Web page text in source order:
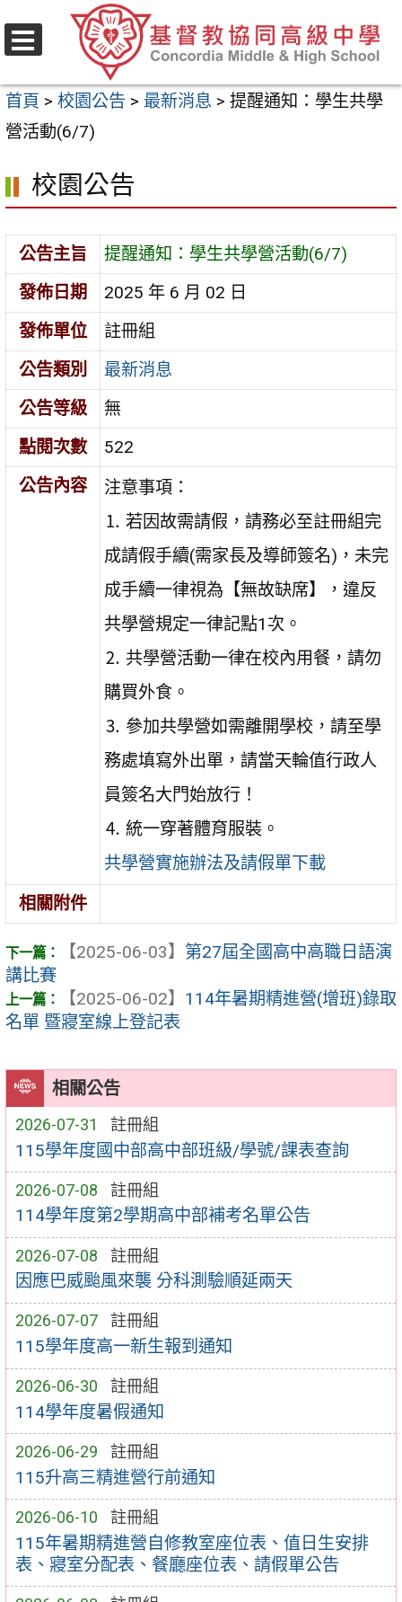
至
要
內
區
首頁 > 校園公告 > 最新消息 > 提醒通知：學生共學
營活動(6/7)
相關公告
2026-07-31 註冊組
115學年度國中部高中部班級/學號/課表查詢
2026-07-08 註冊組
114學年度第2學期高中部補考名單公告
2026-07-08 註冊組
因應巴威颱風來襲 分科測驗順延兩天
2026-07-07 註冊組
115學年度高一新生報到通知
2026-06-30 註冊組
114學年度暑假通知
2026-06-29 註冊組
115升高三精進營行前通知
2026-06-10 註冊組
115年暑期精進營自修教室座位表、值日生安排
表、寢室分配表、餐廳座位表、請假單公告
校園公告
公告主旨
提醒通知：學生共學營活動(6/7)
發佈日期
2025 年 6 月 02 日
發佈單位
註冊組
公告類別
最新消息
公告等級
無
點閱次數
522
公告內容
注意事項：
⒈ 若因故需請假，請務必至註冊組完
成請假手續(需家長及導師簽名)，未完
成手續一律視為【無故缺席】，違反
共學營規定一律記點1次。
⒉ 共學營活動一律在校內用餐，請勿
購買外食。
⒊ 參加共學營如需離開學校，請至學
務處填寫外出單，請當天輪值行政人
員簽名大門始放行！
⒋ 統一穿著體育服裝。
共學營實施辦法及請假單下載
相關附件
【2025-06-03】 第27屆全國高中高職日語演
講比賽
【2025-06-02】 114年暑期精進營(增班)錄取
名單 暨寢室線上登記表
選
單